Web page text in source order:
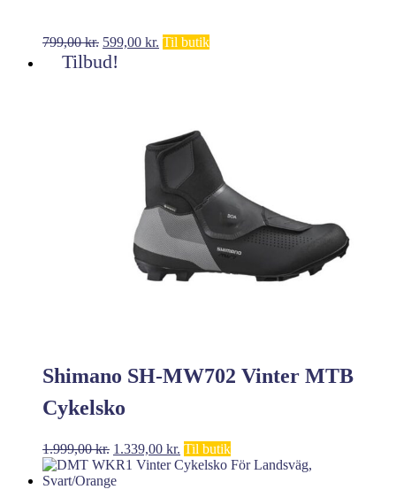
799,00kr. Den
oprindelige
pris
599,00 kr. Den
Til butik
Tilbud!
Shimano SH-MW702 Vinter MTB
Cykelsko
1.999,00kr. Den
oprindelige
pris
1.339,00 kr. Den
aktuelle
Til butik